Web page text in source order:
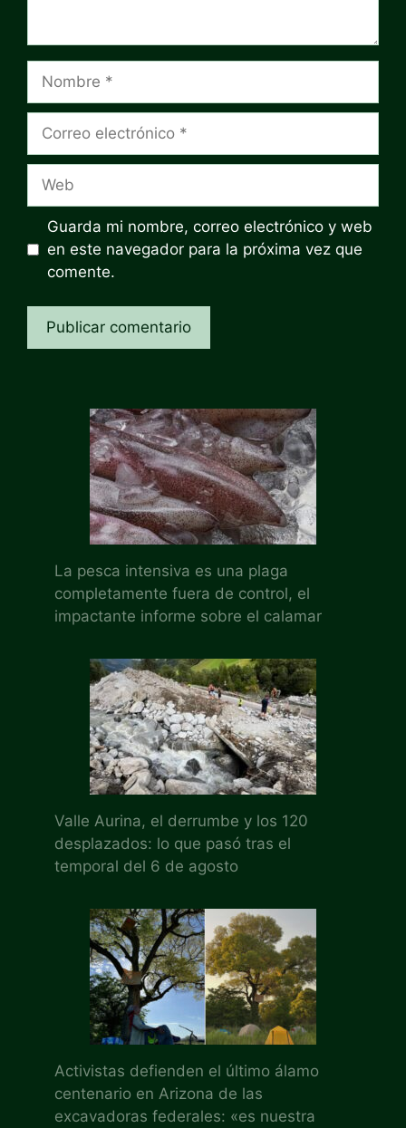
electrónico
Guarda mi nombre, correo electrónico y web
en este navegador para la próxima vez que
comente.
La pesca intensiva es una plaga
completamente fuera de control, el
impactante informe sobre el calamar
Valle Aurina, el derrumbe y los 120
desplazados: lo que pasó tras el
temporal del 6 de agosto
Activistas defienden el último álamo
centenario en Arizona de las
excavadoras federales: «es nuestra